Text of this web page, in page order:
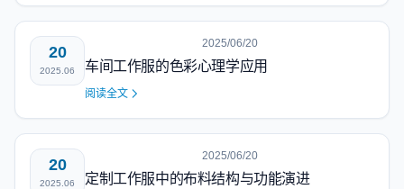
20
2025.06
2025/06/20
车间工作服的色彩心理学应用
阅读全文
20
2025.06
2025/06/20
定制工作服中的布料结构与功能演进